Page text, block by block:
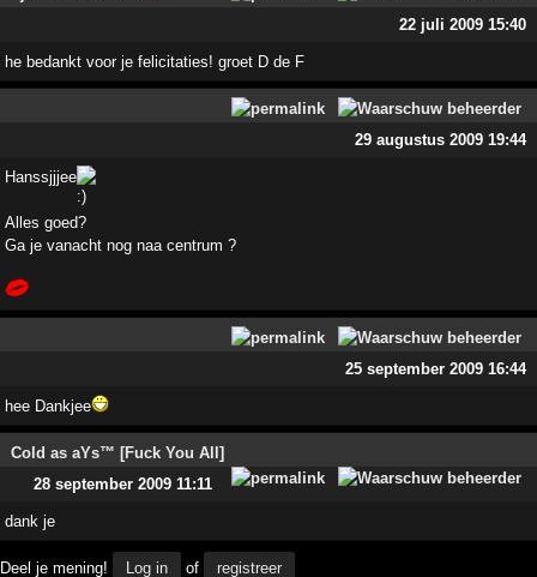
22 juli 2009 15:40
he bedankt voor je felicitaties! groet D de F
29 augustus 2009 19:44
Hanssjjjee
Alles goed?
Ga je vanacht nog naa centrum ?
25 september 2009 16:44
hee Dankjee
Cold as aYs™ [Fuck You All]
28 september 2009 11:11
dank je
Deel je mening! Log in of registreer